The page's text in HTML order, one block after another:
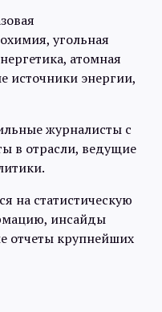
угольная
атомная
источники энергии,
журналисты с
в отрасли, ведущие
на статистическую
инсайды
отчеты крупнейших